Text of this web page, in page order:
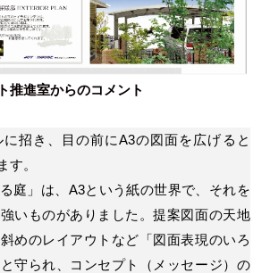
推進室からのコメント
招き、目の前にA3の図面を広げると
。
庭」は、A3という紙の世界で、それを
いものがありました。提案図面の天地
めのレイアウトなど「図面表現のいろ
守られ、コンセプト（メッセージ）の